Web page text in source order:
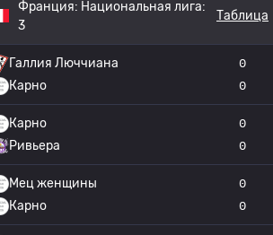
Франция: Национальная лига:
3
Таблица
Галлия Люччиана
Карно
0
0
Карно
Ривьера
0
0
Мец женщины
Карно
0
0